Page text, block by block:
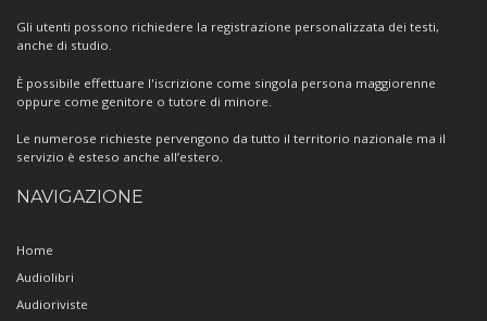
Gli utenti possono richiedere la registrazione personalizzata dei testi,
anche di studio.
È possibile effettuare l'iscrizione come singola persona maggiorenne
oppure come genitore o tutore di minore.
Le numerose richieste pervengono da tutto il territorio nazionale ma il
servizio è esteso anche all’estero.
NAVIGAZIONE
Home
Audiolibri
Audioriviste